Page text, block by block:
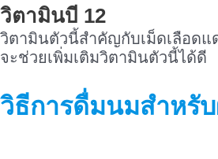
วิตามินบี 12
วิตามินตัวนี้สำคัญกับเม็ดเลือดแ
จะช่วยเพิ่มเติมวิตามินตัวนี้ได้ดี
วิธีการดื่มนมสำหรั